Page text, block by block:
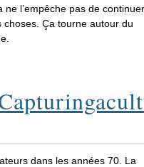
l’empêche pas de
Ça tourne autour du
dans les années 70. La